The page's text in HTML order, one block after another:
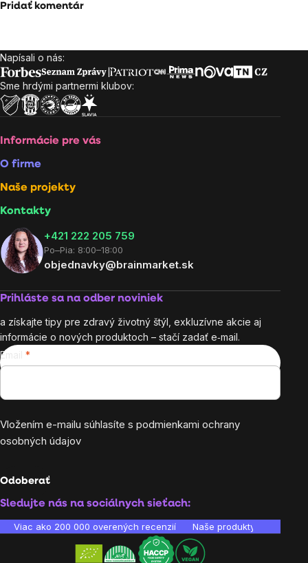
Pridať komentár
Zápätie
Napísali o nás:
Sme hrdými partnermi klubov:
Informácie pre vás
O firme
Naše projekty
Kontakty
+421 222 205 759
Po–Pia: 8:00–18:00
objednavky@brainmarket.sk
Prihláste sa na odber noviniek
a získajte tipy pre zdravý životný štýl, exkluzívne akcie aj
informácie o nových produktoch – stačí zadať e‑mail.
Email
Vložením e-mailu súhlasíte s podmienkami ochrany
osobných údajov
Odoberať
Sledujte nás na sociálnych sieťach:
Viac ako 200 000 overených recenzií Naše produkty sú